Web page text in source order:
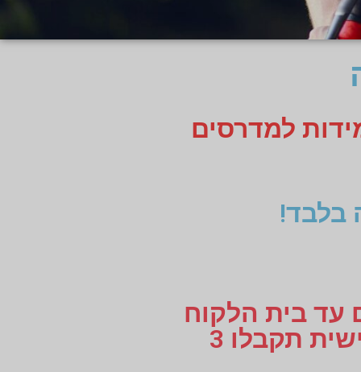
למדרסים
בלבד!
עד בית הלקוח
או עד למקום העבודה, לוקחים מידות למדרסים בהתאמה אישית תקבלו 3